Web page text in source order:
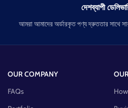
দেশব্যাপী
আমরা আমাদের অর্ডারকৃত পণ্য দ্রুততার সাথে
OUR COMPANY
FAQs